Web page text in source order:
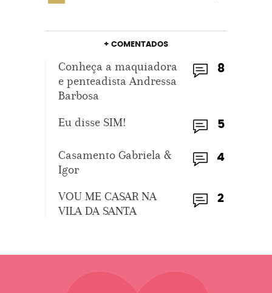
+ COMENTADOS
8
Conheça a maquiadora
e penteadista Andressa
Barbosa
5
Eu disse SIM!
4
Casamento Gabriela &
Igor
2
VOU ME CASAR NA
VILA DA SANTA